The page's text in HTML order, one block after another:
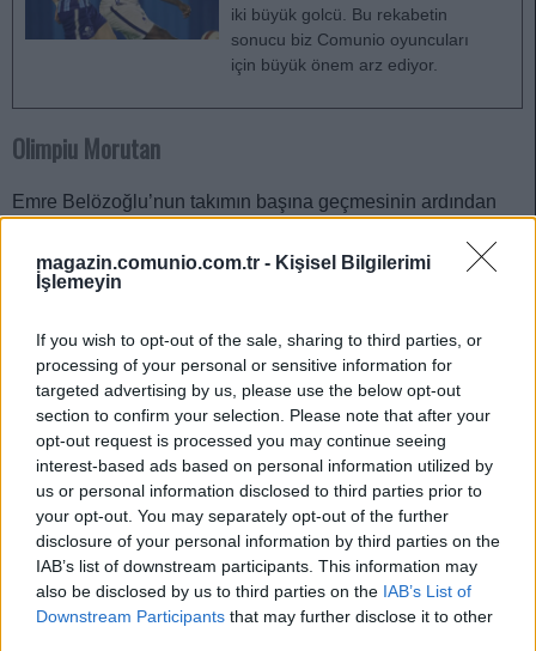
magazin.comunio.com.tr - Kişisel Bilgilerimi
İşlemeyin
If you wish to opt-out of the sale, sharing to third parties, or
processing of your personal or sensitive information for
targeted advertising by us, please use the below opt-out
section to confirm your selection. Please note that after your
opt-out request is processed you may continue seeing
interest-based ads based on personal information utilized by
us or personal information disclosed to third parties prior to
your opt-out. You may separately opt-out of the further
disclosure of your personal information by third parties on the
IAB’s list of downstream participants. This information may
also be disclosed by us to third parties on the IAB’s List of
Downstream Participants that may further disclose it to other
iki büyük golcü. Bu rekabetin
sonucu biz Comunio oyuncuları
için büyük önem arz ediyor.
Olimpiu Morutan
Emre Belözoğlu’nun takımın başına geçmesinin ardından
Ankaragücü, İstanbulspor karşısında da ağır favori.
Ankaragücü’nün zorlanmadan kazanacağını düşündüğüm
inandığını vurguladığı Morutan, maçın kilit isimlerinden biri
olabilir.
İsmail Yüksek
Ligde henüz puan kaybı yaşamayan lider Fenerbahçe,
evinde Hatayspor’u ağırlayacak. Kağıt üstünde Fenerbahçe
ağır favori görünse de ben o kadar kolay bir maç olacağını
düşünmüyorum. Hatayspor, ligde en az gol yiyen ekiplerden
biri. Maçın önemli bir kısmının orta saha mücadelesi olarak
geçeceğini düşünüyorum. İsmail çok formda ve gireceği